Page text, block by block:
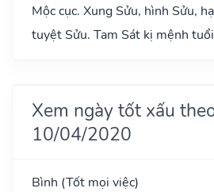
Mộc cục. Xung Sửu, hình Sửu,
tuyệt Sửu. Tam Sát kị mệnh
Xem ngày tốt xấu
10/04/2020
Bình (Tốt mọi việc)